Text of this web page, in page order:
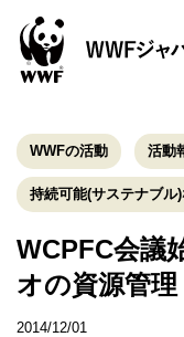
WWFの活動 活動
持続可能(サステナブル
WCPFC会議
オの資源管理
2014/12/01